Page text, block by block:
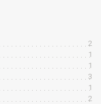
2
1
1
3
1
2